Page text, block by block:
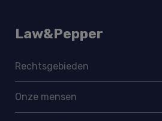
Law&Pepper
Rechtsgebieden
Onze mensen